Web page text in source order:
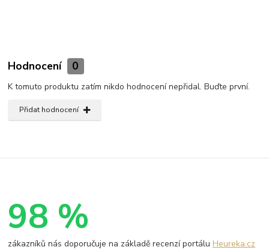
Hodnocení 0
K tomuto produktu zatím nikdo hodnocení nepřidal. Buďte první.
Přidat hodnocení
98 %
zákazníků nás doporučuje na základě recenzí portáluHeureka.cz